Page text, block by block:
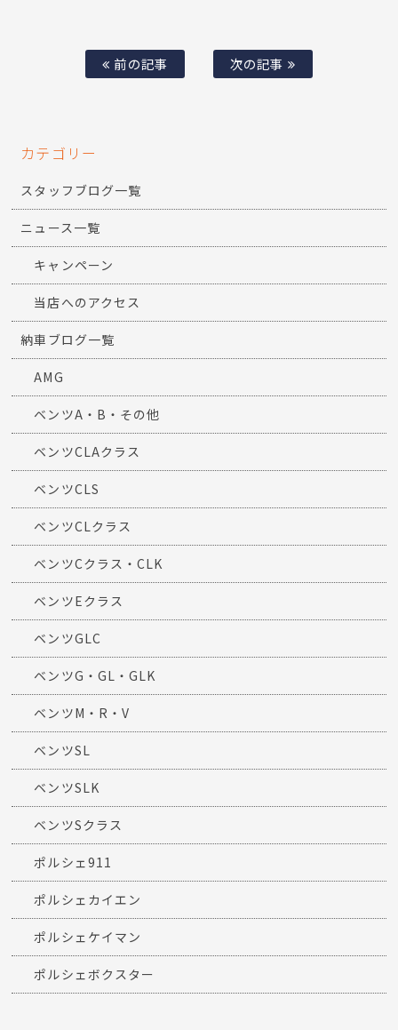
前の記事 次の記事
カテゴリー
スタッフブログ一覧
ニュース一覧
キャンペーン
当店へのアクセス
納車ブログ一覧
AMG
ベンツA・B・その他
ベンツCLAクラス
ベンツCLS
ベンツCLクラス
ベンツCクラス・CLK
ベンツEクラス
ベンツGLC
ベンツG・GL・GLK
ベンツM・R・V
ベンツSL
ベンツSLK
ベンツSクラス
ポルシェ911
ポルシェカイエン
ポルシェケイマン
ポルシェボクスター